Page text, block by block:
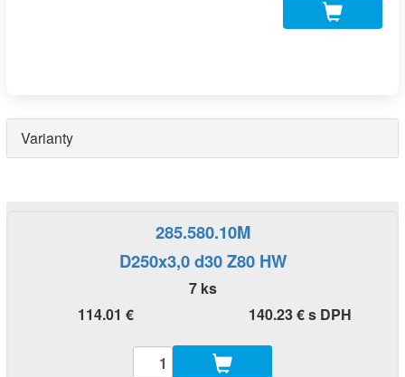
Varianty
285.580.10M
D250x3,0 d30 Z80 HW
7 ks
114.01 €
140.23 € s DPH